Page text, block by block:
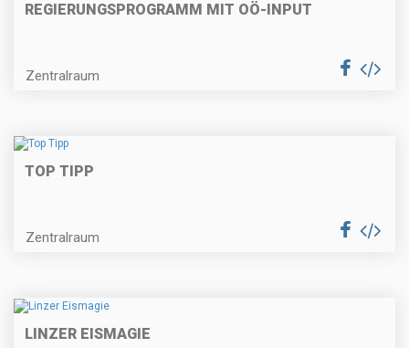
REGIERUNGSPROGRAMM MIT OÖ-INPUT
Zentralraum
TOP TIPP
Zentralraum
LINZER EISMAGIE